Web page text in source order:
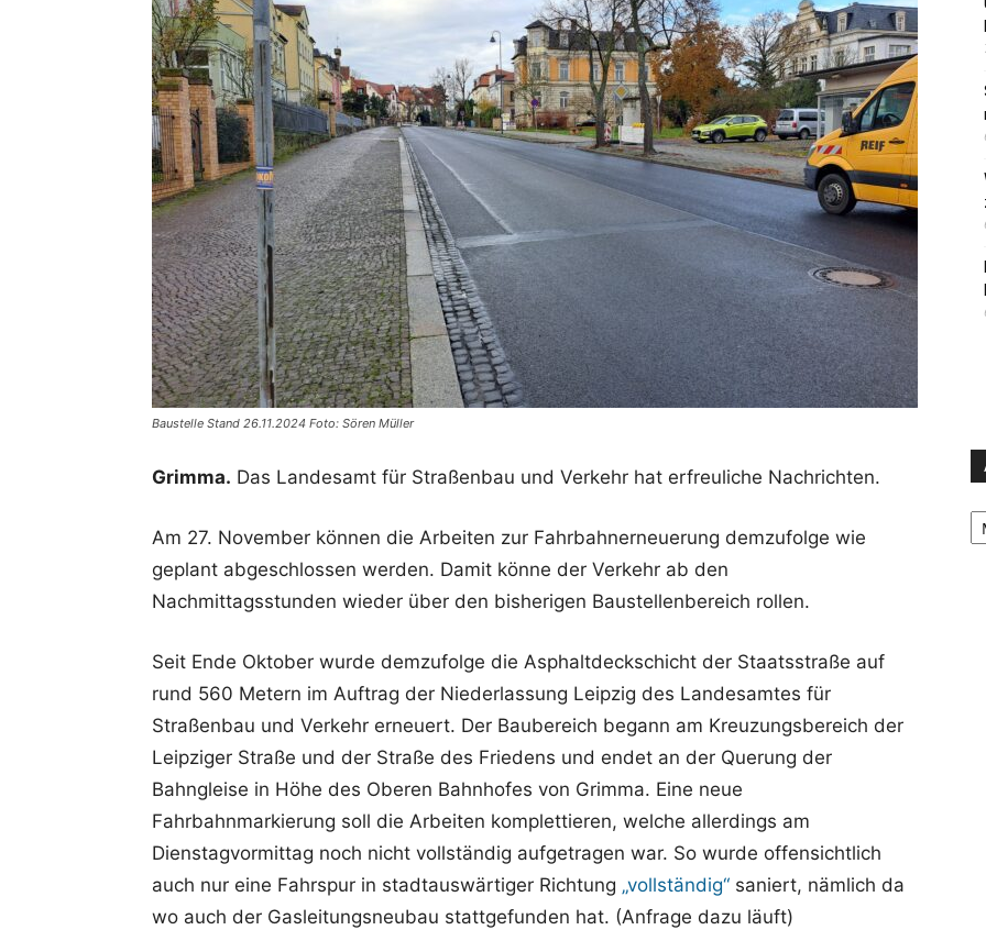
Baustelle Stand 26.11.2024 Foto: Sören Müller
Grimma. Das Landesamt für Straßenbau und Verkehr hat erfreuliche Nachrichten.
Am 27. November können die Arbeiten zur Fahrbahnerneuerung demzufolge wie
geplant abgeschlossen werden. Damit könne der Verkehr ab den
Nachmittagsstunden wieder über den bisherigen Baustellenbereich rollen.
Seit Ende Oktober wurde demzufolge die Asphaltdeckschicht der Staatsstraße auf
rund 560 Metern im Auftrag der Niederlassung Leipzig des Landesamtes für
Straßenbau und Verkehr erneuert. Der Baubereich begann am Kreuzungsbereich der
Leipziger Straße und der Straße des Friedens und endet an der Querung der
Bahngleise in Höhe des Oberen Bahnhofes von Grimma. Eine neue
Fahrbahnmarkierung soll die Arbeiten komplettieren, welche allerdings am
Dienstagvormittag noch nicht vollständig aufgetragen war. So wurde offensichtlich
auch nur eine Fahrspur in stadtauswärtiger Richtung „vollständig“ saniert, nämlich da
wo auch der Gasleitungsneubau stattgefunden hat. (Anfrage dazu läuft)